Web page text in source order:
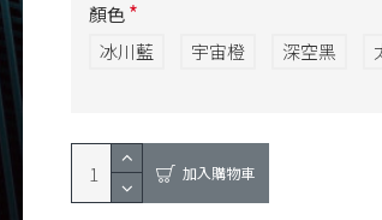
顏色
冰川藍
宇宙橙 深空黑
加入購物車